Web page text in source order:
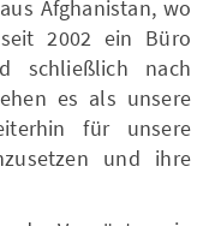
Afghanistan, wo
2002 ein Büro
schließlich nach
es als unsere
für unsere
und ihre